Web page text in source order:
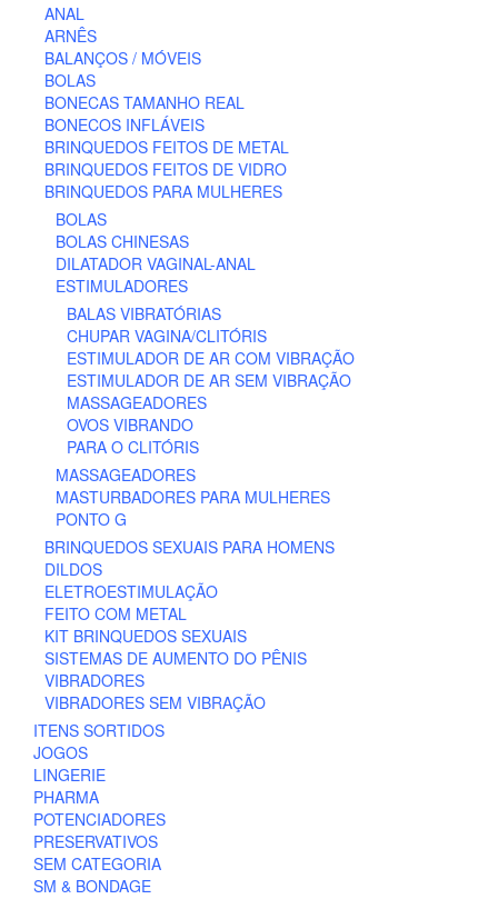
ANAL
ARNÊS
BALANÇOS / MÓVEIS
BOLAS
BONECAS TAMANHO REAL
BONECOS INFLÁVEIS
BRINQUEDOS FEITOS DE METAL
BRINQUEDOS FEITOS DE VIDRO
BRINQUEDOS PARA MULHERES
BOLAS
BOLAS CHINESAS
DILATADOR VAGINAL-ANAL
ESTIMULADORES
BALAS VIBRATÓRIAS
CHUPAR VAGINA/CLITÓRIS
ESTIMULADOR DE AR COM VIBRAÇÃO
ESTIMULADOR DE AR SEM VIBRAÇÃO
MASSAGEADORES
OVOS VIBRANDO
PARA O CLITÓRIS
MASSAGEADORES
MASTURBADORES PARA MULHERES
PONTO G
BRINQUEDOS SEXUAIS PARA HOMENS
DILDOS
ELETROESTIMULAÇÃO
FEITO COM METAL
KIT BRINQUEDOS SEXUAIS
SISTEMAS DE AUMENTO DO PÊNIS
VIBRADORES
VIBRADORES SEM VIBRAÇÃO
ITENS SORTIDOS
JOGOS
LINGERIE
PHARMA
POTENCIADORES
PRESERVATIVOS
SEM CATEGORIA
SM & BONDAGE